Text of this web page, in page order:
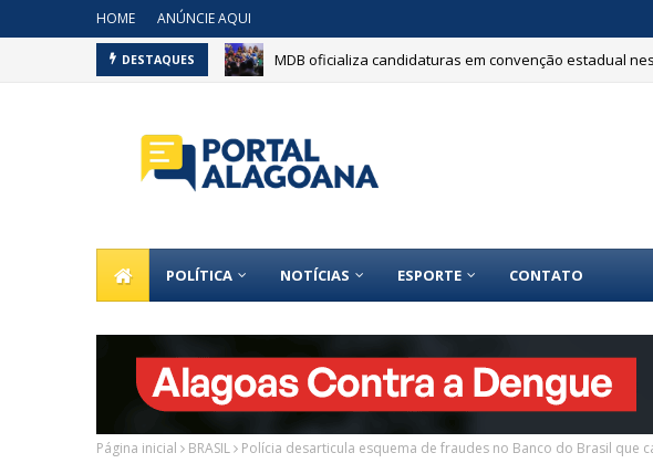
HOME ANÚNCIE AQUI
DESTAQUES MDB oficializa candidaturas em convenção estadual
POLÍTICA NOTÍCIAS ESPORTE CONTATO
Página inicial BRASIL Polícia desarticula esquema de fraudes no Banco do Brasil que